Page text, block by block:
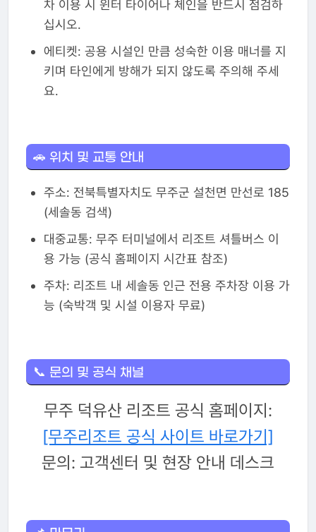
차 이용 시 윈터 타이어나 체인을 반드시 점검하
십시오.
에티켓: 공용 시설인 만큼 성숙한 이용 매너를 지
키며 타인에게 방해가 되지 않도록 주의해 주세
요.
🚗 위치 및 교통 안내
주소: 전북특별자치도 무주군 설천면 만선로 185
(세솔동 검색)
대중교통: 무주 터미널에서 리조트 셔틀버스 이
용 가능 (공식 홈페이지 시간표 참조)
주차: 리조트 내 세솔동 인근 전용 주차장 이용 가
능 (숙박객 및 시설 이용자 무료)
📞 문의 및 공식 채널
무주 덕유산 리조트 공식 홈페이지:
[무주리조트 공식 사이트 바로가기]
문의: 고객센터 및 현장 안내 데스크